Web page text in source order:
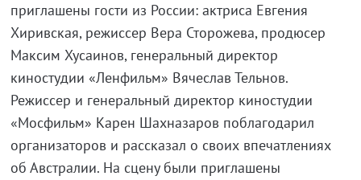
приглашены гости из России: актриса Евгения
Хиривская, режиссер Вера Сторожева, продюсер
Максим Хусаинов, генеральный директор
киностудии «Ленфильм» Вячеслав Тельнов.
Режиссер и генеральный директор киностудии
«Мосфильм» Карен Шахназаров поблагодарил
организаторов и рассказал о своих впечатлениях
об Австралии. На сцену были приглашены